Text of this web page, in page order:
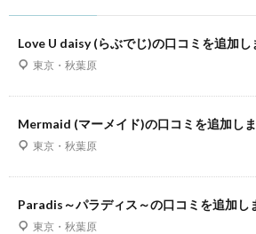
Love U daisy (らぶでじ)の口コミを追加し
東京・秋葉原
Mermaid (マーメイド)の口コミを追加しま
東京・秋葉原
Paradis～パラディス～の口コミを追加し
東京・秋葉原